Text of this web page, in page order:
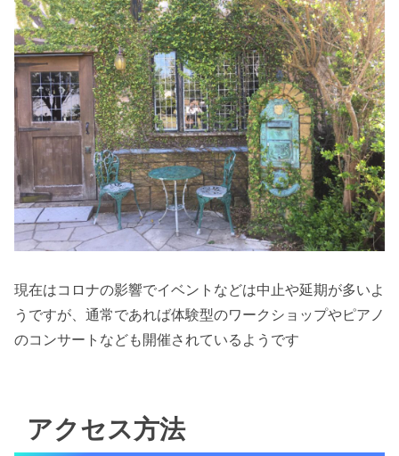
現在はコロナの影響でイベントなどは中止や延期が多いよ
うですが、通常であれば体験型のワークショップやピアノ
のコンサートなども開催されているようです
アクセス方法